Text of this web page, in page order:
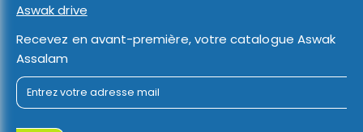
Aswak drive
Recevez en avant-première, votre catalogue Aswak
Assalam